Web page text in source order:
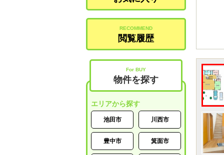
RECOMMEND
閲覧履歴
For BUY
物件を探す
エリアから探す
池田市 川西市
豊中市 箕面市